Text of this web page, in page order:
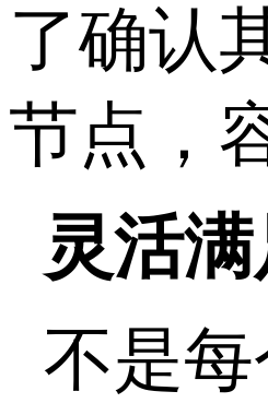
了确认
节点，
灵活
不是